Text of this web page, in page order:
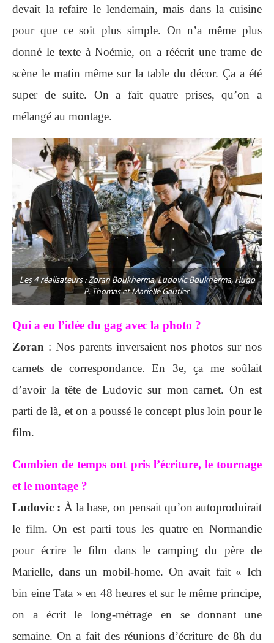
devait la refaire le lendemain, mais dans la cuisine
pour que ce soit plus simple. On n’a même plus
donné le texte à Noémie, on a réécrit une trame de
scène le matin même sur la table du décor. Ça a été
super de suite. On a fait quatre prises, qu’on a
mélangé au montage.
Les 4 réalisateurs : Zoran Boukherma, Ludovic Boukherma, Hugo
P. Thomas et Marielle Gautier.
Qui a eu l’idée du gag avec la photo ?
Zoran : Nos parents inversaient nos photos sur nos
carnets de correspondance. En 3e, ça me soûlait
d’avoir la tête de Ludovic sur mon carnet. On est
parti de là, et on a poussé le concept plus loin pour le
film.
Combien de temps ont pris l’écriture, le tournage
et le montage ?
Ludovic : À la base, on pensait qu’on autoproduirait
le film. On est parti tous les quatre en Normandie
pour écrire le film dans le camping du père de
Marielle, dans un mobil-home. On avait fait « Ich
bin eine Tata » en 48 heures et sur le même principe,
on a écrit le long-métrage en se donnant une
semaine. On a fait des réunions d’écriture de 8h du